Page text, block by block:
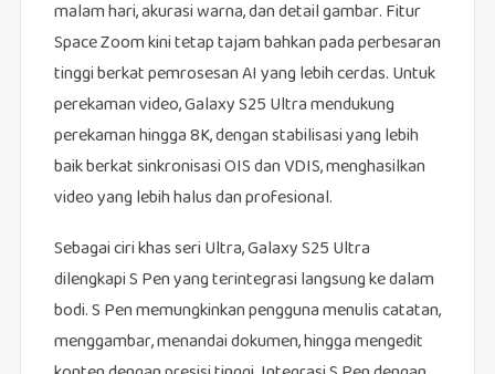
malam hari, akurasi warna, dan detail gambar. Fitur
Space Zoom kini tetap tajam bahkan pada perbesaran
tinggi berkat pemrosesan AI yang lebih cerdas. Untuk
perekaman video, Galaxy S25 Ultra mendukung
perekaman hingga 8K, dengan stabilisasi yang lebih
baik berkat sinkronisasi OIS dan VDIS, menghasilkan
video yang lebih halus dan profesional.
Sebagai ciri khas seri Ultra, Galaxy S25 Ultra
dilengkapi S Pen yang terintegrasi langsung ke dalam
bodi. S Pen memungkinkan pengguna menulis catatan,
menggambar, menandai dokumen, hingga mengedit